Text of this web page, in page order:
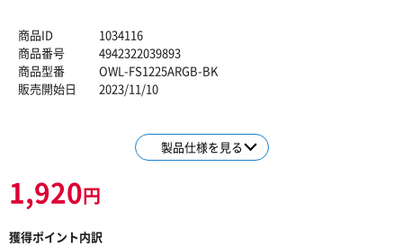
商品ID
1034116
商品番号
4942322039893
商品型番
OWL-FS1225ARGB-BK
販売開始日
2023/11/10
製品仕様を見る
1,920円
獲得ポイント内訳